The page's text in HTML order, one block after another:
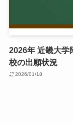
2026年 近畿大学
校の出願状況
2026/01/18